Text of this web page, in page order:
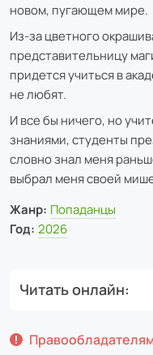
новом, пугающем мире.
Из-за цветного
представительницу
придется учиться в
не любят.
И все бы ничего, но
знаниями, студенты
словно знал меня
выбрал меня своей
Жанр: Попаданцы
Год: 2026
Читать онлайн